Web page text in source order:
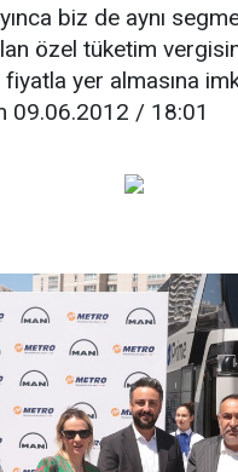
biz de aynı
özel tüketim
yer almasına
09.06.2012 / 18:01